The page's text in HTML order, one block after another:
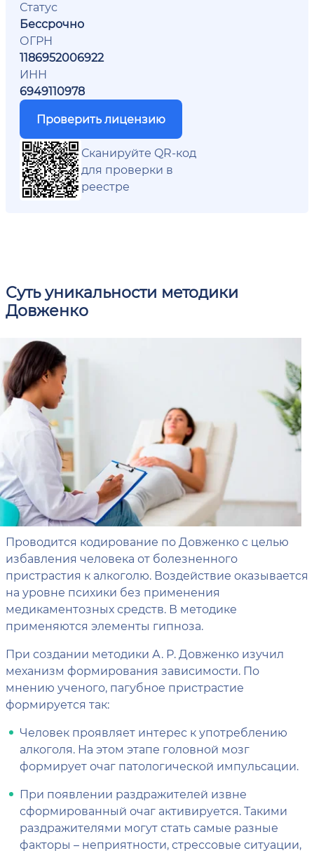
Статус
Бессрочно
ОГРН
1186952006922
ИНН
6949110978
Проверить лицензию
Сканируйте QR-код
для проверки в
реестре
Суть уникальности методики
Довженко
Проводится кодирование по Довженко с целью
избавления человека от болезненного
пристрастия к алкоголю. Воздействие оказывается
на уровне психики без применения
медикаментозных средств. В методике
применяются элементы гипноза.
При создании методики А. Р. Довженко изучил
механизм формирования зависимости. По
мнению ученого, пагубное пристрастие
формируется так:
Человек проявляет интерес к употреблению
алкоголя. На этом этапе головной мозг
формирует очаг патологической импульсации.
При появлении раздражителей извне
сформированный очаг активируется. Такими
раздражителями могут стать самые разные
факторы – неприятности, стрессовые ситуации,